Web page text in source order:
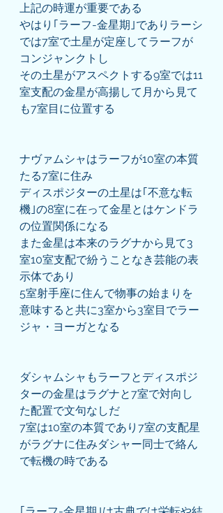
上記の時運が重要である
やはり｢ラーフ-金星期｣でありラーシ
では7室で土星が定座してラーフが
コンジャンクトし
その土星がアスペクトする9室では11
室支配の金星が高揚して月から見て
も7室目に位置する
ナヴァムシャはラーフが10室の本質
たる7室に住み
ディスポジターの土星は｢不意な転
機｣の8室に在って金星とはケンドラ
の位置関係になる
また金星は本来のラグナから見て3
室10室支配で紛うことなき芸能の表
示体であり
5室射手座に住んで物事の始まりを
意味すると共に3室から3室目でラー
ジャ・ヨーガとなる
ダシャムシャもラーフとディスポジ
ターの金星はラグナと7室で対向し
た配置で文句なしだ
7室は10室の本質であり7室の支配星
がラグナに住みダシャー同士で絡ん
で転機の時である